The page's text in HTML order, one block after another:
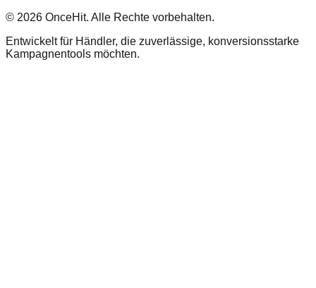
© 2026 OnceHit. Alle Rechte vorbehalten.
Entwickelt für Händler, die zuverlässige, konversionsstarke
Kampagnentools möchten.